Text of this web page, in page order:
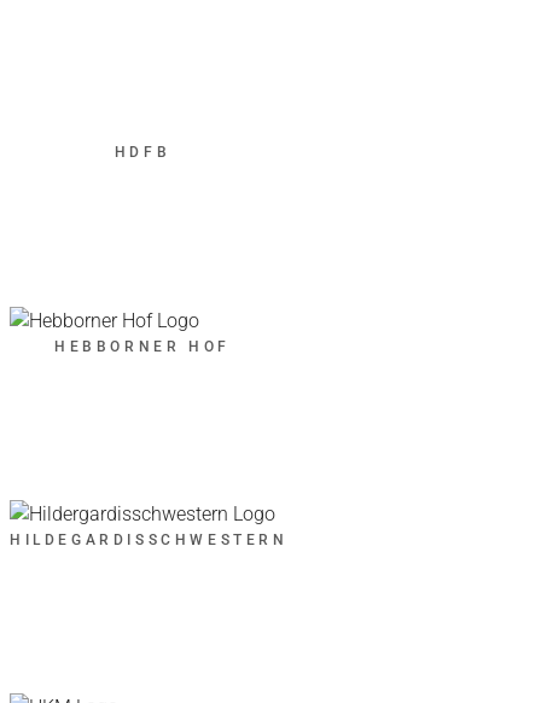
HDFB
HEBBORNER HOF
HILDEGARDISSCHWESTERN